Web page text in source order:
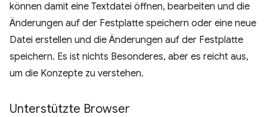
können damit eine Textdatei öffnen, bearbeiten und die
Änderungen auf der Festplatte speichern oder eine neue
Datei erstellen und die Änderungen auf der Festplatte
speichern. Es ist nichts Besonderes, aber es reicht aus,
um die Konzepte zu verstehen.
Unterstützte Browser